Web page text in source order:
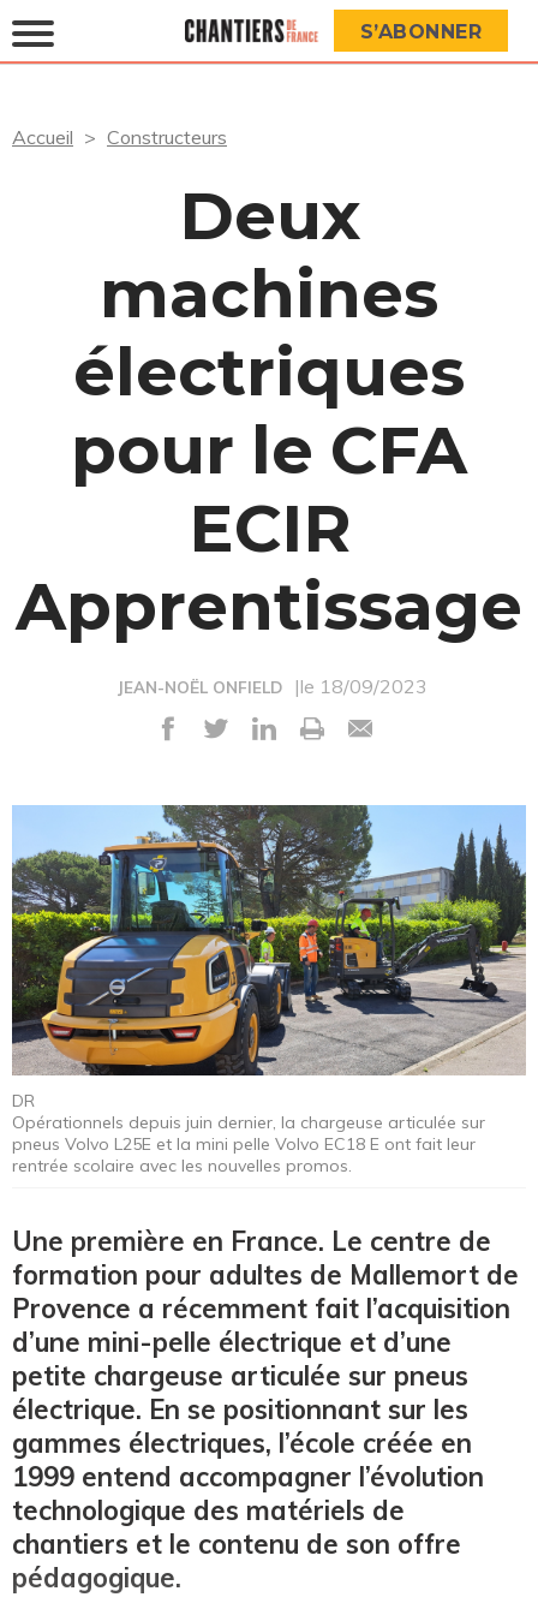
S’ABONNER
Accueil Constructeurs
Deux
machines
électriques
pour le CFA
ECIR
Apprentissage
JEAN-NOËL ONFIELD |le 18/09/2023
DR
Opérationnels depuis juin dernier, la chargeuse articulée sur
pneus Volvo L25E et la mini pelle Volvo EC18 E ont fait leur
rentrée scolaire avec les nouvelles promos.
Une première en France. Le centre de
formation pour adultes de Mallemort de
Provence a récemment fait l’acquisition
d’une mini-pelle électrique et d’une
petite chargeuse articulée sur pneus
électrique. En se positionnant sur les
gammes électriques, l’école créée en
1999 entend accompagner l’évolution
technologique des matériels de
chantiers et le contenu de son offre
pédagogique.